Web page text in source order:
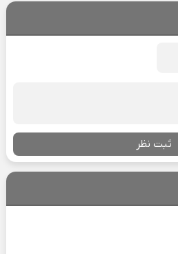
ثبت نظر